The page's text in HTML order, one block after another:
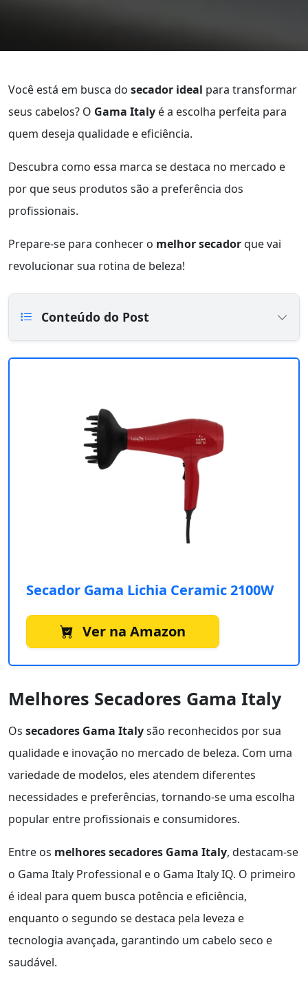
Você está em busca do secador ideal para transformar
seus cabelos? O Gama Italy é a escolha perfeita para
quem deseja qualidade e eficiência.
Descubra como essa marca se destaca no mercado e
por que seus produtos são a preferência dos
profissionais.
Prepare-se para conhecer o melhor secadorque vai
revolucionar sua rotina de beleza!
Conteúdo do Post
Secador Gama Lichia Ceramic 2100W
Ver na Amazon
Melhores Secadores Gama Italy
Os secadores Gama Italysão reconhecidos por sua
qualidade e inovação no mercado de beleza. Com uma
variedade de modelos, eles atendem diferentes
necessidades e preferências, tornando-se uma escolha
popular entre profissionais e consumidores.
Entre os melhores secadores Gama Italy, destacam-se
o Gama Italy Professional e o Gama Italy IQ. O primeiro
é ideal para quem busca potência e eficiência,
enquanto o segundo se destaca pela leveza e
tecnologia avançada, garantindo um cabelo seco e
saudável.